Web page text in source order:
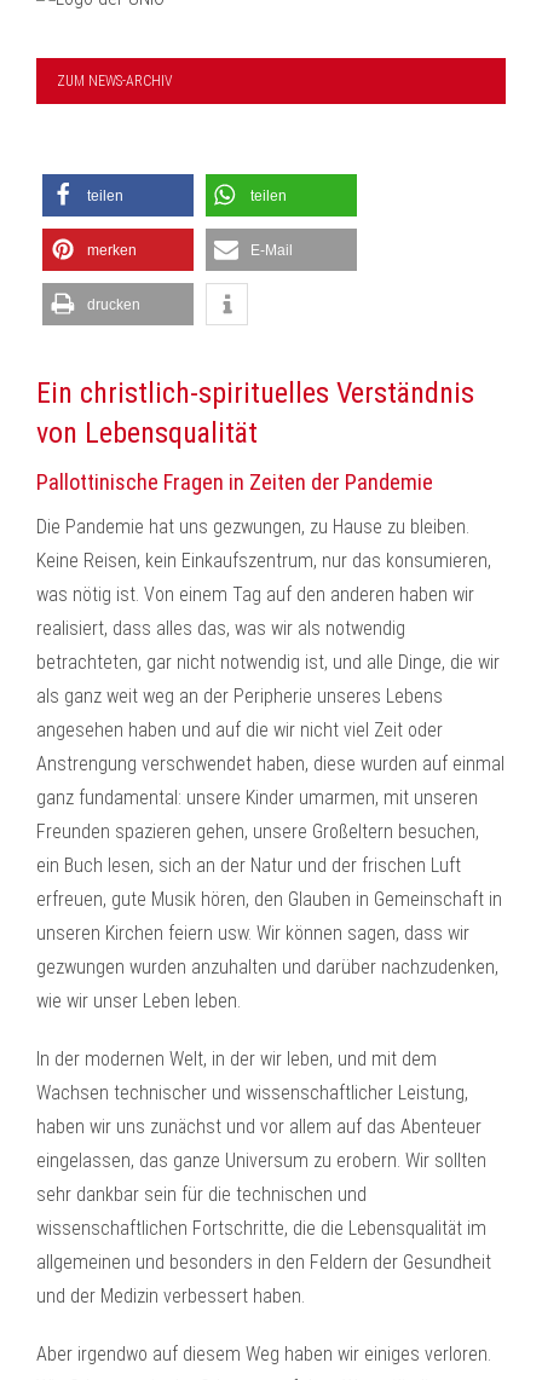
ZUM NEWS-ARCHIV
teilen teilen
merken E-Mail
drucken
Ein christlich-spirituelles Verständnis
von Lebensqualität
Pallottinische Fragen in Zeiten der Pandemie
Die Pandemie hat uns gezwungen, zu Hause zu bleiben.
Keine Reisen, kein Einkaufszentrum, nur das konsumieren,
was nötig ist. Von einem Tag auf den anderen haben wir
realisiert, dass alles das, was wir als notwendig
betrachteten, gar nicht notwendig ist, und alle Dinge, die wir
als ganz weit weg an der Peripherie unseres Lebens
angesehen haben und auf die wir nicht viel Zeit oder
Anstrengung verschwendet haben, diese wurden auf einmal
ganz fundamental: unsere Kinder umarmen, mit unseren
Freunden spazieren gehen, unsere Großeltern besuchen,
ein Buch lesen, sich an der Natur und der frischen Luft
erfreuen, gute Musik hören, den Glauben in Gemeinschaft in
unseren Kirchen feiern usw. Wir können sagen, dass wir
gezwungen wurden anzuhalten und darüber nachzudenken,
wie wir unser Leben leben.
In der modernen Welt, in der wir leben, und mit dem
Wachsen technischer und wissenschaftlicher Leistung,
haben wir uns zunächst und vor allem auf das Abenteuer
eingelassen, das ganze Universum zu erobern. Wir sollten
sehr dankbar sein für die technischen und
wissenschaftlichen Fortschritte, die die Lebensqualität im
allgemeinen und besonders in den Feldern der Gesundheit
und der Medizin verbessert haben.
Aber irgendwo auf diesem Weg haben wir einiges verloren.